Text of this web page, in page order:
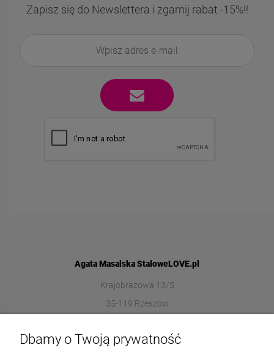
Zapisz się do Newslettera i zgarnij rabat -15%!!
Agata Masalska StaloweLOVE.pl
Krajobrazowa 13/5
35-119 Rzeszów
572989669
Dbamy o Twoją prywatność